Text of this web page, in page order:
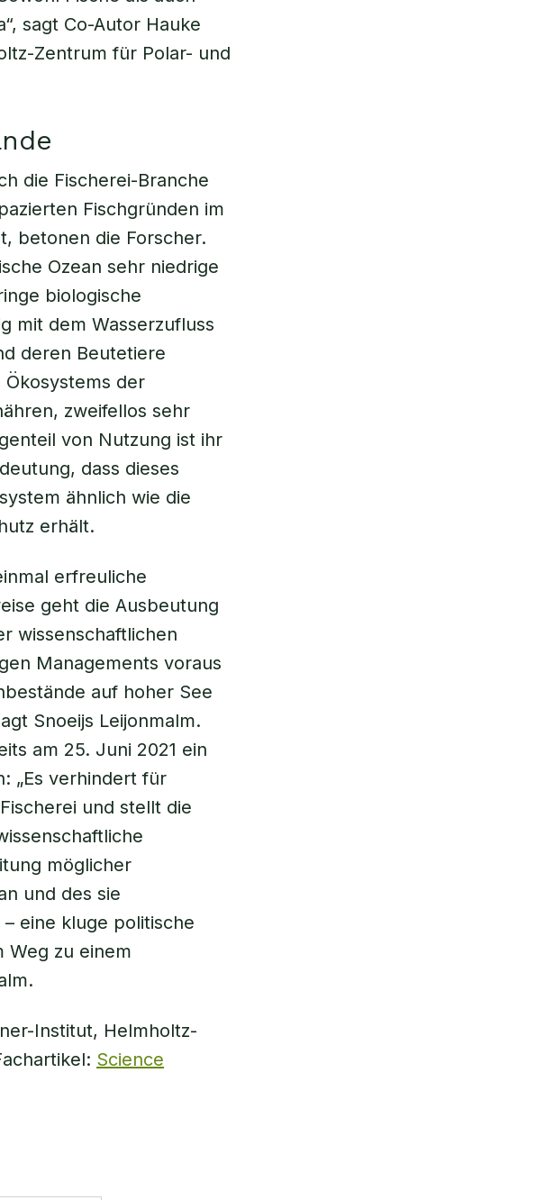
sagt Co-Autor Hauke
Zentrum für Polar- und
die Fischerei-Branche
Fischgründen im
betonen die Forscher.
Ozean sehr niedrige
biologische
mit dem Wasserzufluss
deren Beutetiere
der
zweifellos sehr
von Nutzung ist ihr
dass dieses
ähnlich wie die
erhält.
erfreuliche
geht die Ausbeutung
wissenschaftlichen
Managements voraus
auf hoher See
Snoeijs Leijonmalm.
am 25. Juni 2021 ein
„Es verhindert für
und stellt die
möglicher
und des sie
eine kluge politische
Weg zu einem
Institut, Helmholtz-
Science